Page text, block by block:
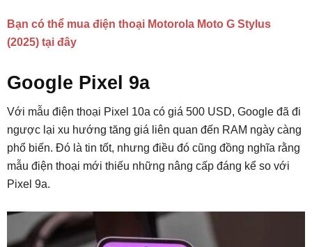
Bạn có thể mua điện thoại Motorola Moto G Stylus
(2025) tại đây
Google Pixel 9a
Với mẫu điện thoại Pixel 10a có giá 500 USD, Google đã đi
ngược lại xu hướng tăng giá liên quan đến RAM ngày càng
phổ biến. Đó là tin tốt, nhưng điều đó cũng đồng nghĩa rằng
mẫu điện thoại mới thiếu những nâng cấp đáng kể so với
Pixel 9a.